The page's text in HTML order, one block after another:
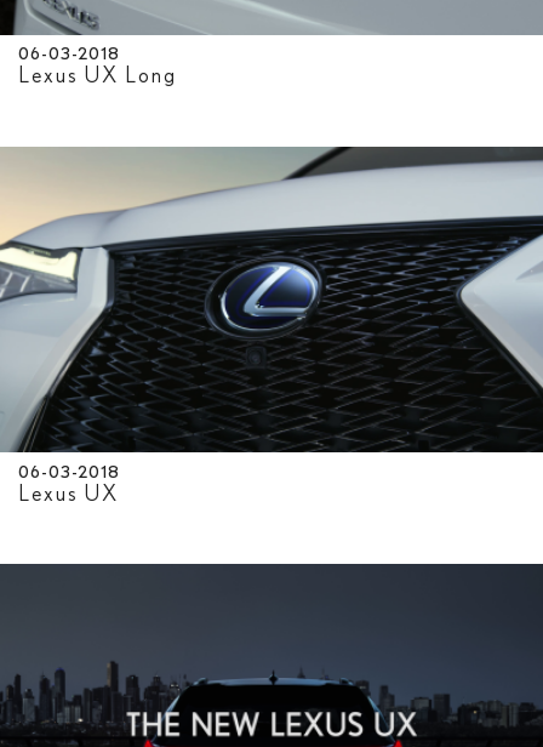
06-03-2018
Lexus UX Long
06-03-2018
Lexus UX